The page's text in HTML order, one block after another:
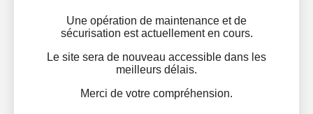
Une opération de maintenance et de
sécurisation est actuellement en cours.
Le site sera de nouveau accessible dans les
meilleurs délais.
Merci de votre compréhension.